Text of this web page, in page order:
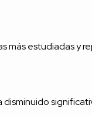
más estudiadas y